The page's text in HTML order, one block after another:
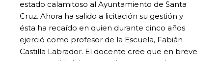
estado calamitoso al Ayuntamiento de Santa
Cruz. Ahora ha salido a licitación su gestión y
ésta ha recaído en quien durante cinco años
ejerció como profesor de la Escuela, Fabián
Castilla Labrador. El docente cree que en breve